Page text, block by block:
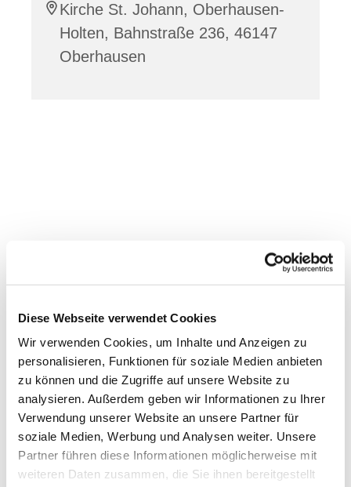
Diese Webseite verwendet Cookies
Wir verwenden Cookies, um Inhalte und Anzeigen zu
personalisieren, Funktionen für soziale Medien anbieten
zu können und die Zugriffe auf unsere Website zu
analysieren. Außerdem geben wir Informationen zu Ihrer
Verwendung unserer Website an unsere Partner für
soziale Medien, Werbung und Analysen weiter. Unsere
Partner führen diese Informationen möglicherweise mit
weiteren Daten zusammen, die Sie ihnen bereitgestellt
Kirche St. Johann, Oberhausen-
Holten, Bahnstraße 236, 46147
Oberhausen
Dies könnte Sie auch
interessieren